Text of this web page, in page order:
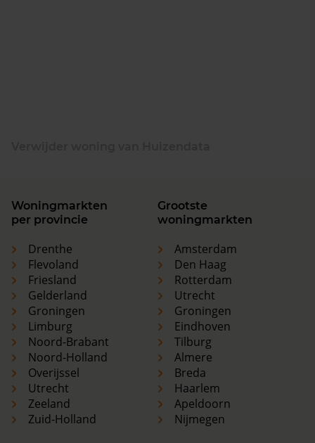
Woningmarkten
per provincie
Drenthe
Flevoland
Friesland
Gelderland
Groningen
Limburg
Noord-Brabant
Noord-Holland
Overijssel
Utrecht
Zeeland
Zuid-Holland
Grootste
woningmarkten
Amsterdam
Den Haag
Rotterdam
Utrecht
Groningen
Eindhoven
Tilburg
Almere
Breda
Haarlem
Apeldoorn
Nijmegen